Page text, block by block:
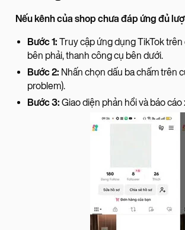
Nếu kênh của shop chưa đáp ứng đủ
Bước 1: Truy cập ứng dụng TikTok trên
bên phải, thanh công cụ bên dưới.
Bước 2: Nhấn chọn dấu ba chấm trên
problem).
Bước 3: Giao diện phản hồi và báo cáo